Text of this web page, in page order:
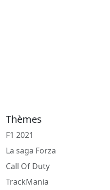
Thèmes
F1 2021
La saga Forza
Call Of Duty
TrackMania